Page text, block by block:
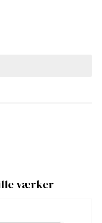
værker